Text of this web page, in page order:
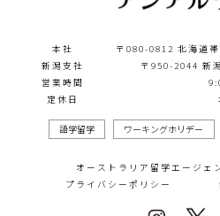
本社
〒080-0812 北海道
新潟支社
〒950-2044 新
営業時間
定休日
語学留学 ワーキングホリデー
オーストラリア留学エージェ
プライバシーポリシー